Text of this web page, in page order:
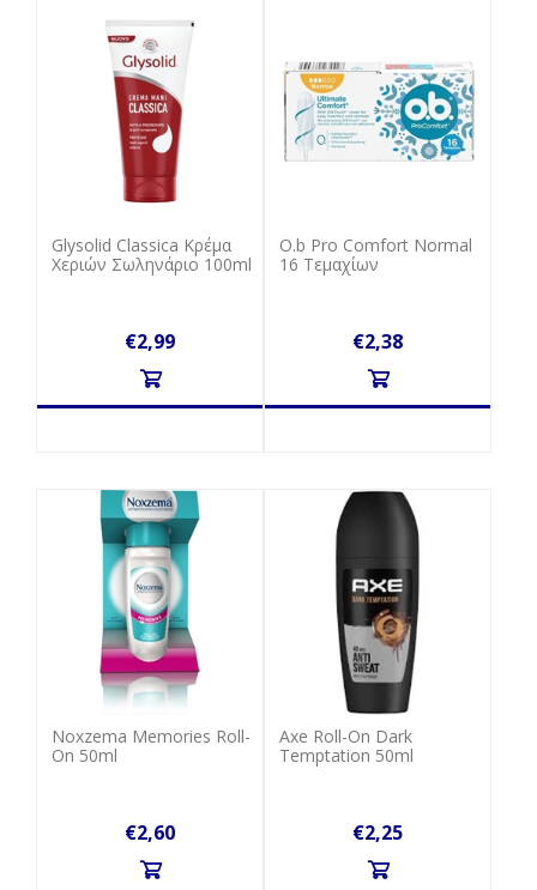
Glysolid Classica Κρέμα
Χεριών Σωληνάριο 100ml
€2,99
Ο.b Pro Comfort Normal
16 Tεμαχίων
€2,38
Noxzema Memories Roll-
On 50ml
€2,60
Axe Roll-On Dark
Temptation 50ml
€2,25